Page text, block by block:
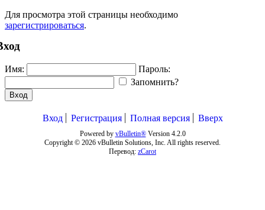
Для просмотра этой страницы необходимо
зарегистрироваться.
Имя:
Пароль:
Запомнить?
Вход
Вход Регистрация Полная версия Вверх
Powered by vBulletin®Version 4.2.0
Copyright © 2026 vBulletin Solutions, Inc. All rights reserved.
Перевод: zCarot